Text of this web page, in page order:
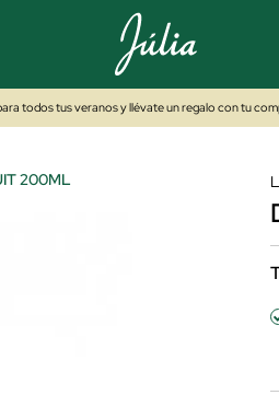
todos tus veranos y llévate un regalo con tu
200ML